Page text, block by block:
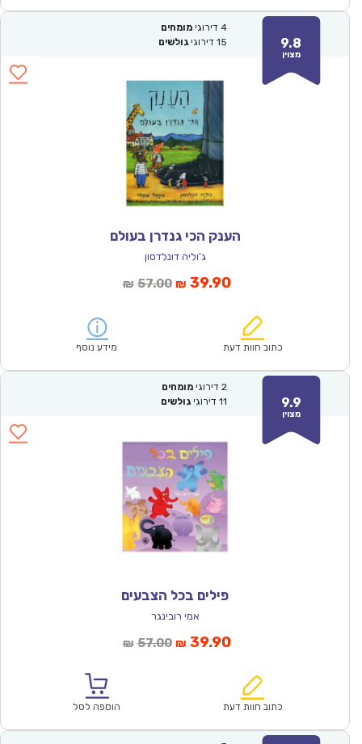
9.8
מצוין
4 דירוגי מומחים
15 דירוגי גולשים
הענק הכי גנדרן בעולם
ג'וליה דונלדסון
₪ 57.00המחיר
₪57.00.
₪ 39.90המחיר
הוא:
כתוב חוות דעת מידע נוסף
9.9
מצוין
2 דירוגי מומחים
11 דירוגי גולשים
פילים בכל הצבעים
אמי רובינגר
₪ 57.00המחיר
₪57.00.
₪ 39.90המחיר
הוא:
כתוב חוות דעת הוספה לסל